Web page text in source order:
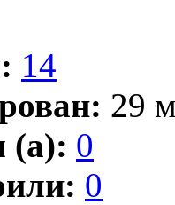
14
29
(а): 0
0